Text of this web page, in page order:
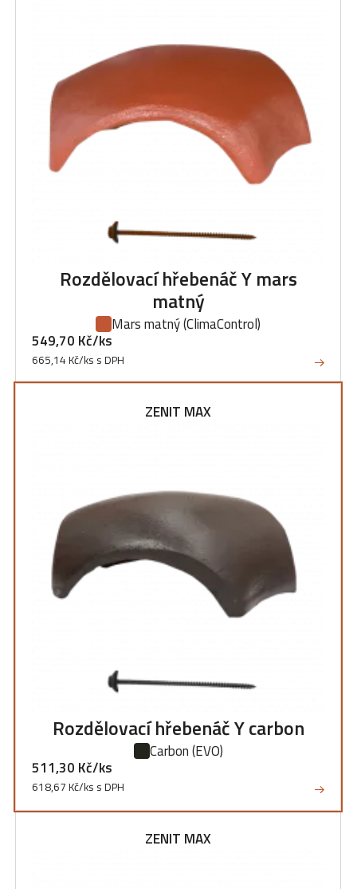
Rozdělovací hřebenáč Y mars
matný
Mars matný(ClimaControl)
549,70 Kč/ks
665,14 Kč/ks s DPH
ZENIT MAX
Rozdělovací hřebenáč Y carbon
Carbon(EVO)
511,30 Kč/ks
618,67 Kč/ks s DPH
ZENIT MAX